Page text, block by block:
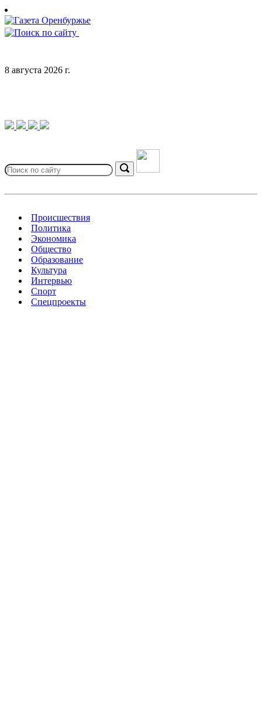
Skip
to
content
8 августа 2026 г.
for:
Search
Происшествия
Политика
Экономика
Общество
Образование
Культура
Интервью
Спорт
Спецпроекты